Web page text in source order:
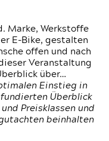
Marke, Werkstoffe
E-Bike, gestalten
offen und nach
Veranstaltung
über…
Einstieg in
Überblick
Preisklassen und
beinhalten